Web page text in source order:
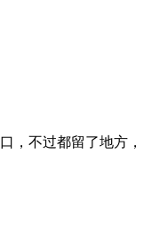
，不过都留了地方，